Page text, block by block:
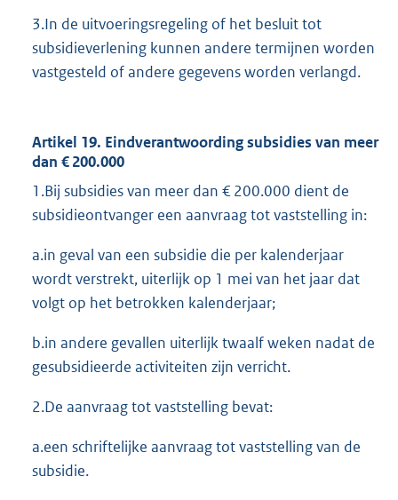
3.In de uitvoeringsregeling of het besluit tot
subsidieverlening kunnen andere termijnen worden
vastgesteld of andere gegevens worden verlangd.
Artikel 19. Eindverantwoording subsidies van meer
dan € 200.000
1.Bij subsidies van meer dan € 200.000 dient de
subsidieontvanger een aanvraag tot vaststelling in:
a.in geval van een subsidie die per kalenderjaar
wordt verstrekt, uiterlijk op 1 mei van het jaar dat
volgt op het betrokken kalenderjaar;
b.in andere gevallen uiterlijk twaalf weken nadat de
gesubsidieerde activiteiten zijn verricht.
2.De aanvraag tot vaststelling bevat:
a.een schriftelijke aanvraag tot vaststelling van de
subsidie.